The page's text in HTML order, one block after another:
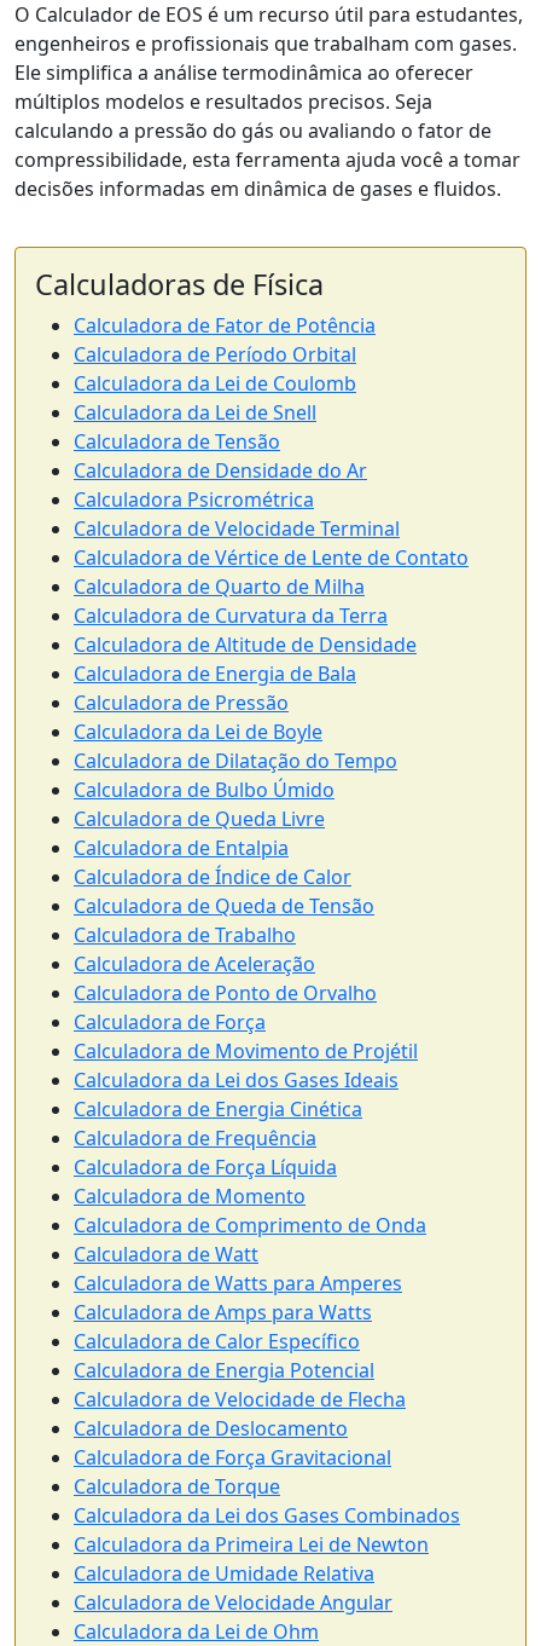
O Calculador de EOS é um recurso útil para estudantes,
engenheiros e profissionais que trabalham com gases.
Ele simplifica a análise termodinâmica ao oferecer
múltiplos modelos e resultados precisos. Seja
calculando a pressão do gás ou avaliando o fator de
compressibilidade, esta ferramenta ajuda você a tomar
decisões informadas em dinâmica de gases e fluidos.
Calculadoras de Física
Calculadora de Fator de Potência
Calculadora de Período Orbital
Calculadora da Lei de Coulomb
Calculadora da Lei de Snell
Calculadora de Tensão
Calculadora de Densidade do Ar
Calculadora Psicrométrica
Calculadora de Velocidade Terminal
Calculadora de Vértice de Lente de Contato
Calculadora de Quarto de Milha
Calculadora de Curvatura da Terra
Calculadora de Altitude de Densidade
Calculadora de Energia de Bala
Calculadora de Pressão
Calculadora da Lei de Boyle
Calculadora de Dilatação do Tempo
Calculadora de Bulbo Úmido
Calculadora de Queda Livre
Calculadora de Entalpia
Calculadora de Índice de Calor
Calculadora de Queda de Tensão
Calculadora de Trabalho
Calculadora de Aceleração
Calculadora de Ponto de Orvalho
Calculadora de Força
Calculadora de Movimento de Projétil
Calculadora da Lei dos Gases Ideais
Calculadora de Energia Cinética
Calculadora de Frequência
Calculadora de Força Líquida
Calculadora de Momento
Calculadora de Comprimento de Onda
Calculadora de Watt
Calculadora de Watts para Amperes
Calculadora de Amps para Watts
Calculadora de Calor Específico
Calculadora de Energia Potencial
Calculadora de Velocidade de Flecha
Calculadora de Deslocamento
Calculadora de Força Gravitacional
Calculadora de Torque
Calculadora da Lei dos Gases Combinados
Calculadora da Primeira Lei de Newton
Calculadora de Umidade Relativa
Calculadora de Velocidade Angular
Calculadora da Lei de Ohm